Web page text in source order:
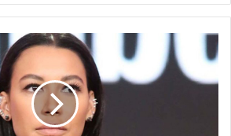
الكشف
عن
تفاصيل